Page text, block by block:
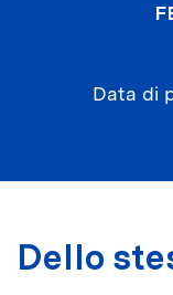
Data di
Dello